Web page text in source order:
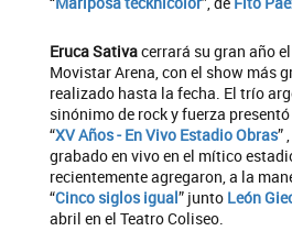
Eruca Sativacerrará su gran año
Movistar Arena, con el show más
realizado hasta la fecha. El trío
sinónimo de rock y fuerza
“XV Años - En Vivo Estadio Obras”
grabado en vivo en el mítico
recientemente agregaron, a la
“Cinco siglos igual” junto León
abril en el Teatro Coliseo.